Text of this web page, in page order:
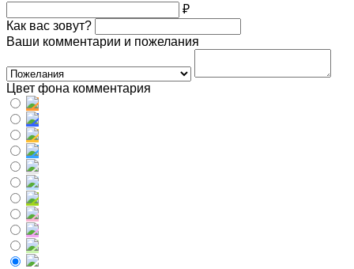
₽
Как вас зовут?
Ваши комментарии и пожелания
Цвет фона комментария